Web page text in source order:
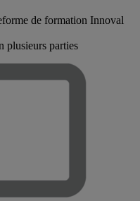
de formation Innoval
plusieurs parties